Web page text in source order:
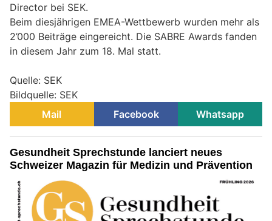
Director bei SEK.
Beim diesjährigen EMEA-Wettbewerb wurden mehr als
2’000 Beiträge eingereicht. Die SABRE Awards fanden
in diesem Jahr zum 18. Mal statt.
Quelle: SEK
Bildquelle: SEK
Mail
Facebook Whatsapp
Gesundheit Sprechstunde lanciert neues
Schweizer Magazin für Medizin und Prävention